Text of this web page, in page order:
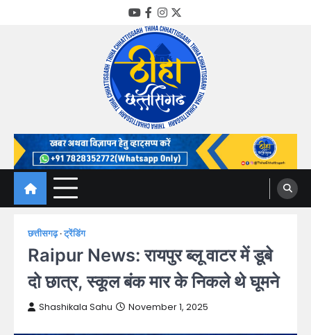
YouTube
Facebook
Instagram
Twitter
Thiha Chhattisgarh
गोठ जन-जन के
छत्तीसगढ़ ट्रेंडिंग
Raipur News: रायपुर ब्लू वाटर में डूबे
दो छात्र, स्कूल बंक मार के निकले थे घूमने
Shashikala Sahu November 1, 2025